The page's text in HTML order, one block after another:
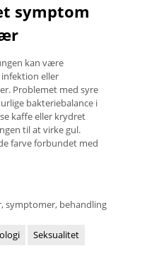
symptom
kan være
eller
Problemet med syre
bakteriebalance i
kaffe eller krydret
til at virke gul.
farve forbundet med
symptomer, behandling
Seksualitet